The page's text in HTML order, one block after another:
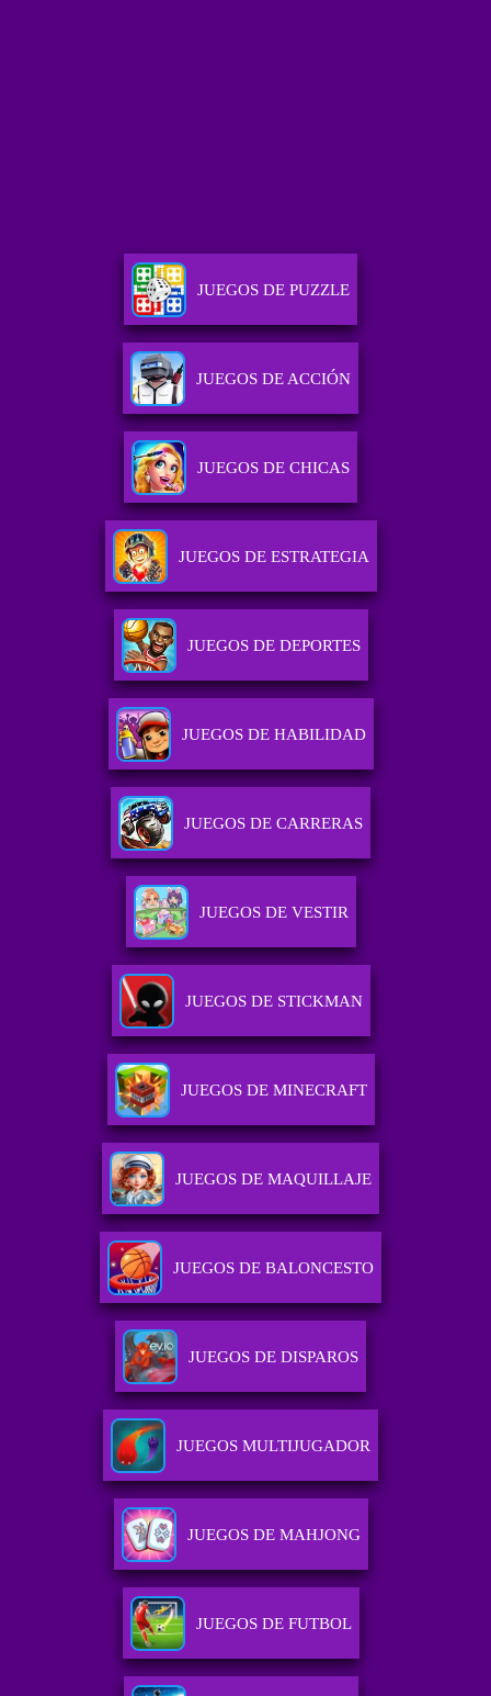
JUEGOS DE PUZZLE
JUEGOS DE ACCIÓN
JUEGOS DE CHICAS
JUEGOS DE ESTRATEGIA
JUEGOS DE DEPORTES
JUEGOS DE HABILIDAD
JUEGOS DE CARRERAS
JUEGOS DE VESTIR
JUEGOS DE STICKMAN
JUEGOS DE MINECRAFT
JUEGOS DE MAQUILLAJE
JUEGOS DE BALONCESTO
JUEGOS DE DISPAROS
JUEGOS MULTIJUGADOR
JUEGOS DE MAHJONG
JUEGOS DE FUTBOL